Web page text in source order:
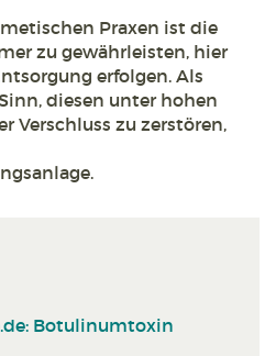
Praxen ist die
zu gewährleisten, hier
erfolgen. Als
diesen unter hohen
Verschluss zu zerstören,
Botulinumtoxin